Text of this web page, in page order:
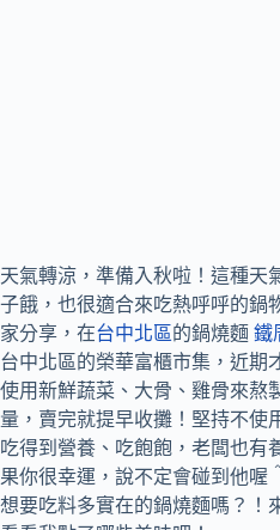
天氣轉涼，準備入秋啦！這種天
子餓，也很適合來吃熱呼呼的鍋
家分享，在台中北區的鍋燒麵 鐵
台中北區的榮華富櫃市集，近期
使用新鮮蔬菜、大骨、雞骨來熬
量，賣完就提早收攤！堅持不使
吃得到營養、吃飽飽，老闆也有
果你很幸運，說不定會碰到他喔
想要吃料多實在的鍋燒麵嗎？！